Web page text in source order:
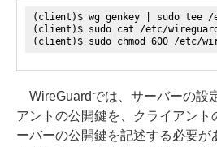
(client)$ wg genkey | sudo tee /
(client)$ sudo cat /etc/
(client)$ sudo chmod 600 /etc/
WireGuardでは、サーバーの設
アントの公開鍵を、クライアント
ーバーの公開鍵を記述する必要が